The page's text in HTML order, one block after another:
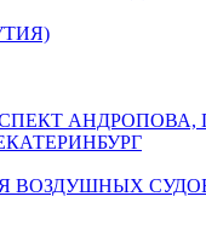
АНДРОПОВА,
СУДОВ